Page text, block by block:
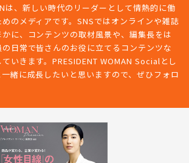
は、新しい時代のリーダーとして情熱的に働
のメディアです。SNSではオンラインや雑誌
に、コンテンツの取材風景や、編集長をは
日常で皆さんのお役に立てるコンテンツな
いきます。PRESIDENT WOMAN Socialとし
緒に成長したいと思いますので、ぜひフォロ